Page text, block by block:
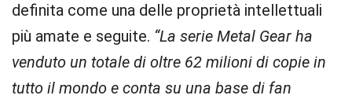
definita come una delle proprietà intellettuali
più amate e seguite. “La serie Metal Gear ha
venduto un totale di oltre 62 milioni di copie in
tutto il mondo e conta su una base di fan